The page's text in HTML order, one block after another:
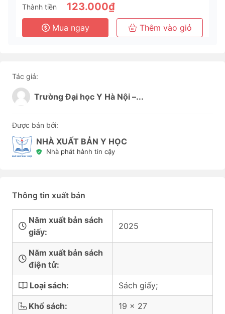
Thành tiền 123.000₫
Mua ngay Thêm vào giỏ
Tác giả:
Trường Đại học Y Hà Nội –...
Được bán bởi:
NHÀ XUẤT BẢN Y HỌC
Nhà phát hành tin cậy
Thông tin xuất bản
Năm xuất bản sách
giấy:
2025
Năm xuất bản sách
điện tử:
Loại sách: Sách giấy;
Khổ sách: 19 x 27